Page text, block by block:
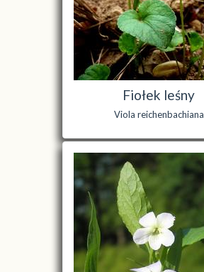
Fiołek leśny
Viola reichenbachiana